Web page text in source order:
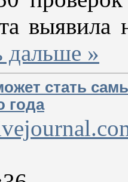
дальше »
стать
года